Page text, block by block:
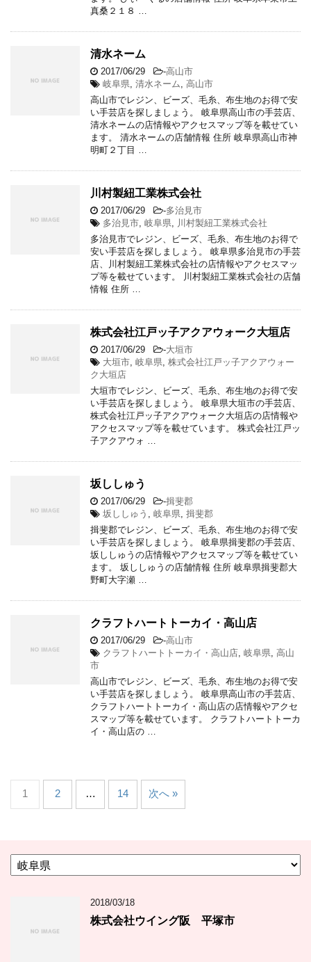
真桑２１８ …
清水ネーム
2017/06/29 -高山市
岐阜県 清水ネーム
高山市
高山市でレジン、ビーズ、毛糸、布生地のお得で安
い手芸店を探しましょう。 岐阜県高山市の手芸店、
清水ネームの店情報やアクセスマップ等を載せてい
ます。 清水ネームの店舗情報 住所 岐阜県高山市神
明町２丁目 …
川村製紐工業株式会社
2017/06/29 -多治見市
多治見市 岐阜県
川村製紐工業株式会社
多治見市でレジン、ビーズ、毛糸、布生地のお得で
安い手芸店を探しましょう。 岐阜県多治見市の手芸
店、川村製紐工業株式会社の店情報やアクセスマッ
プ等を載せています。 川村製紐工業株式会社の店舗
情報 住所 …
株式会社江戸ッ子アクアウォーク大垣店
2017/06/29 -大垣市
大垣市 岐阜県 株式会社江戸ッ子アクアウォー
ク大垣店
大垣市でレジン、ビーズ、毛糸、布生地のお得で安
い手芸店を探しましょう。 岐阜県大垣市の手芸店、
株式会社江戸ッ子アクアウォーク大垣店の店情報や
アクセスマップ等を載せています。 株式会社江戸ッ
子アクアウォ …
坂ししゅう
2017/06/29 -揖斐郡
坂ししゅう
岐阜県 揖斐郡
揖斐郡でレジン、ビーズ、毛糸、布生地のお得で安
い手芸店を探しましょう。 岐阜県揖斐郡の手芸店、
坂ししゅうの店情報やアクセスマップ等を載せてい
ます。 坂ししゅうの店舗情報 住所 岐阜県揖斐郡大
野町大字瀬 …
クラフトハートトーカイ・高山店
2017/06/29 -高山市
クラフトハートトーカイ・高山店 岐阜県 高山
市
高山市でレジン、ビーズ、毛糸、布生地のお得で安
い手芸店を探しましょう。 岐阜県高山市の手芸店、
クラフトハートトーカイ・高山店の店情報やアクセ
スマップ等を載せています。 クラフトハートトーカ
イ・高山店の …
1 2 … 14 次へ »
カ
テ
2018/03/18
株式会社ウイング阪 平塚市